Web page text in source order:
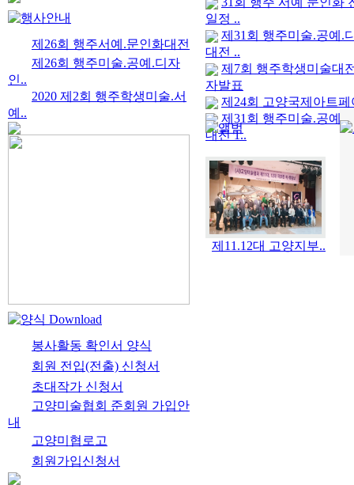
제26회 행주서예.문인화대전
제26회 행주미술.공예.디자
인..
2020 제2회 행주학생미술.서
예..
봉사활동 확인서 양식
회원 전입(전출) 신청서
초대작가 신청서
고양미술협회 준회원 가입안
내
고양미협로고
회원가입신청서
일정 ..
제31회 행주미술.공예.
대전 ..
제7회 행주학생미술대
자발표
제24회 고양국제아트페
제31회 행주미술.공예.
대전 1..
제11.12대 고양지부..